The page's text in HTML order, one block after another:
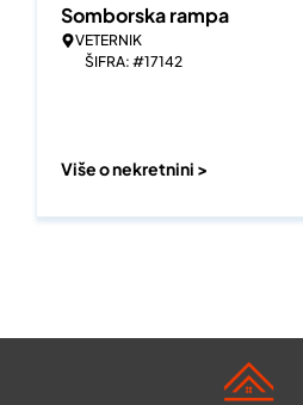
Somborska rampa
VETERNIK
ŠIFRA: #17142
Više o nekretnini >